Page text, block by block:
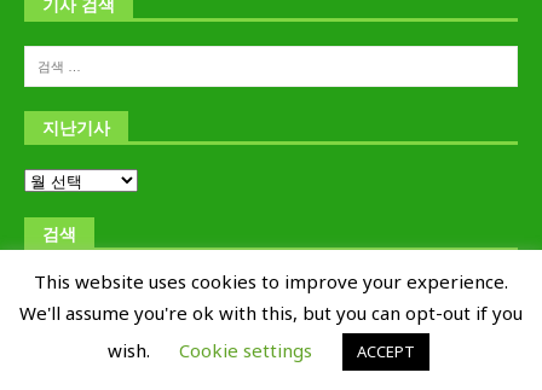
기사 검색
지난기사
검색
Copyright © 교포신문 Kyoposhinmun 1995-2019
This website uses cookies to improve your experience.
We'll assume you're ok with this, but you can opt-out if you
wish.
Cookie settings ACCEPT